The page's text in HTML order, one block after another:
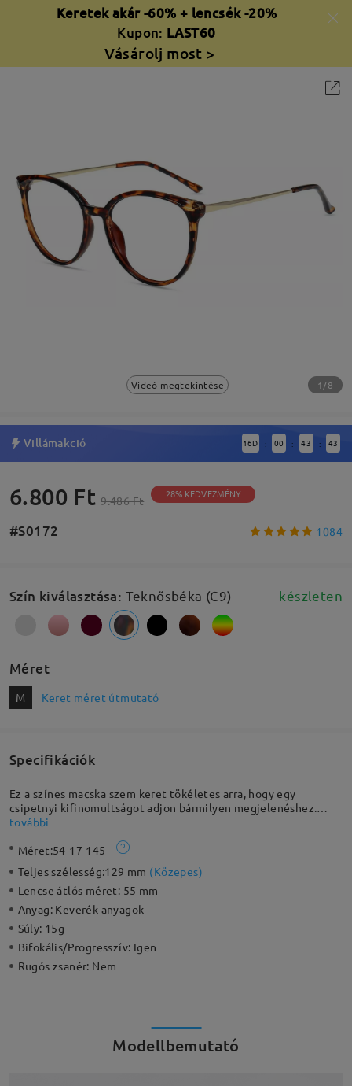
Keretek akár -60% + lencsék -20%
Kupon: LAST60
Vásárolj most >
Videó megtekintése 1/8
Villámakció 16D : 00 : 43 : 43
6.800 Ft 9.486 Ft 28% KEDVEZMÉNY
#S0172 1084
Szín kiválasztása: Teknősbéka (C9) készleten
Méret
M Keret méret útmutató
Specifikációk
Ez a színes macska szem keret tökéletes arra, hogy egy
csipetnyi kifinomultságot adjon bármilyen megjelenéshez.
Modern megközelítést hoz a retro stílushoz, pillanatok alatt
könnyű és kényelmes.
további
Méret:54-17-145
Teljes szélesség:129 mm (Közepes)
Lencse átlós méret: 55 mm
Anyag: Keverék anyagok
Súly: 15g
Bifokális/Progresszív: Igen
Rugós zsanér: Nem
Modellbemutató